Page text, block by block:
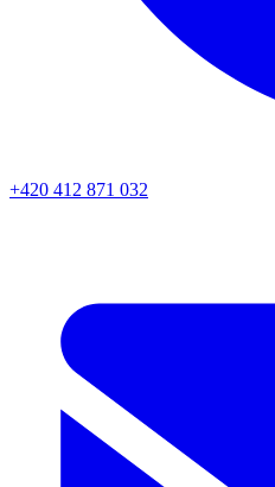
+420 412 871 032